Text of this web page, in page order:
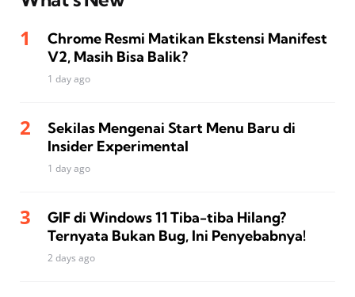
Chrome Resmi Matikan Ekstensi Manifest
V2, Masih Bisa Balik?
1 day ago
Sekilas Mengenai Start Menu Baru di
Insider Experimental
1 day ago
GIF di Windows 11 Tiba-tiba Hilang?
Ternyata Bukan Bug, Ini Penyebabnya!
2 days ago